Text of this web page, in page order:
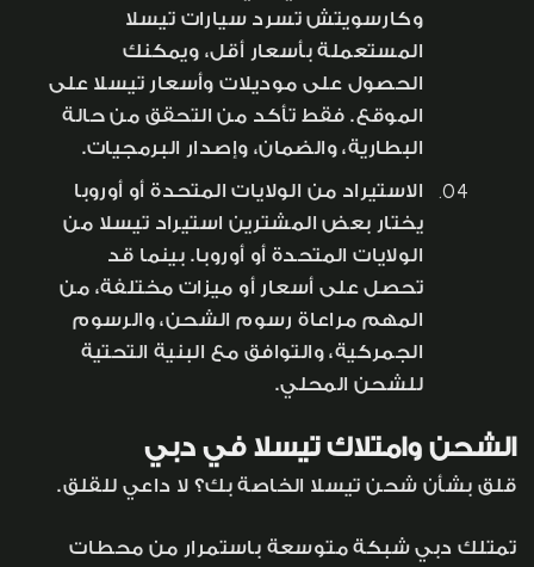
وكارسويتش تسرد سيارات تيسلا
المستعملة بأسعار أقل، ويمكنك
الحصول على موديلات وأسعار تيسلا على
الموقع. فقط تأكد من التحقق من حالة
البطارية، والضمان، وإصدار البرمجيات.
الاستيراد من الولايات المتحدة أو أوروبا
يختار بعض المشترين استيراد تيسلا من
الولايات المتحدة أو أوروبا. بينما قد
تحصل على أسعار أو ميزات مختلفة، من
المهم مراعاة رسوم الشحن، والرسوم
الجمركية، والتوافق مع البنية التحتية
للشحن المحلي.
الشحن وامتلاك تيسلا في دبي
قلق بشأن شحن تيسلا الخاصة بك؟ لا داعي للقلق.
تمتلك دبي شبكة متوسعة باستمرار من محطات